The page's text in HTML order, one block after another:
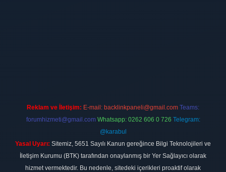
Reklam ve İletişim: E-mail: backlinkpaneli@gmail.com Teams:
forumhizmeti@gmail.com Whatsapp: 0262 606 0 726 Telegram:
@karabul
Yasal Uyarı: Sitemiz, 5651 Sayılı Kanun gereğince Bilgi Teknolojileri ve
İletişim Kurumu (BTK) tarafından onaylanmış bir Yer Sağlayıcı olarak
hizmet vermektedir. Bu nedenle, sitedeki içerikleri proaktif olarak